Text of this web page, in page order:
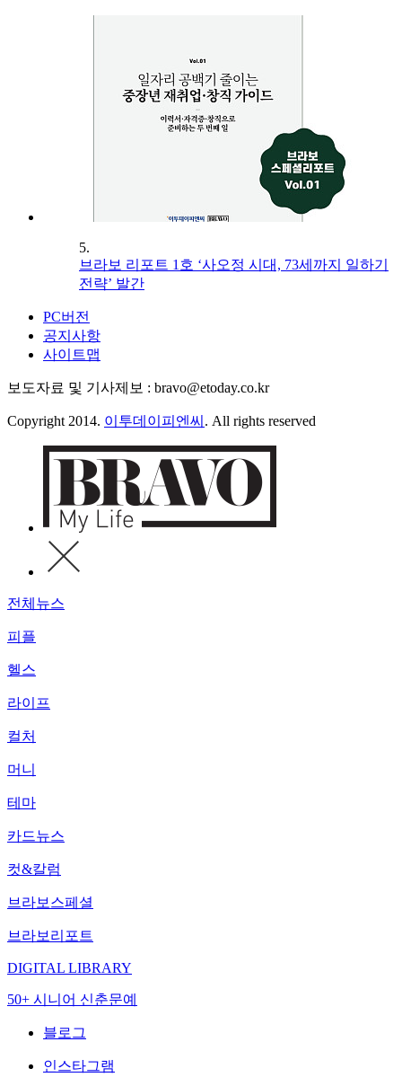
5.
브라보 리포트 1호 ‘사오정 시대, 73세까지 일하기
전략’ 발간
PC버전
공지사항
사이트맵
보도자료 및 기사제보 : bravo@etoday.co.kr
Copyright 2014. 이투데이피엔씨 . All rights reserved
전체뉴스
피플
헬스
라이프
컬처
머니
테마
카드뉴스
컷&칼럼
브라보스페셜
브라보리포트
DIGITAL LIBRARY
50+ 시니어 신춘문예
블로그
인스타그램